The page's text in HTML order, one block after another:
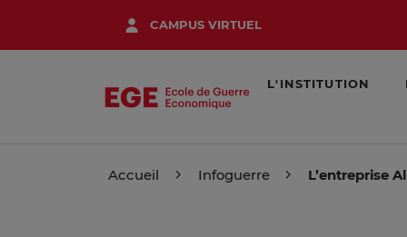
contenu
CAMPUS VIRTUEL
L'INSTITUTION
Accueil Infoguerre L’entreprise